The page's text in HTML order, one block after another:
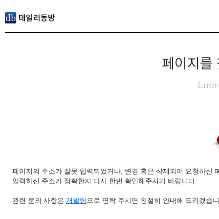
페이지를
페이지의 주소가 잘못 입력되었거나, 변경 혹은 삭제되어 요청하신
입력하신 주소가 정확한지 다시 한번 확인해주시기 바랍니다.
관련 문의 사항은 개발팀 으로 연락 주시면 친절히 안내해 드리겠습